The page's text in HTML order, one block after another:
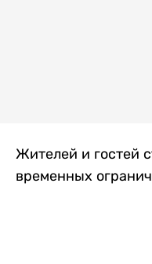
Жителей и гостей
временных